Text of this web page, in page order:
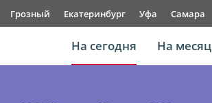
Грозный Екатеринбург Уфа Самара
На сегодня На месяц